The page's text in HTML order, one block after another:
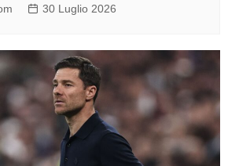
30 Luglio 2026